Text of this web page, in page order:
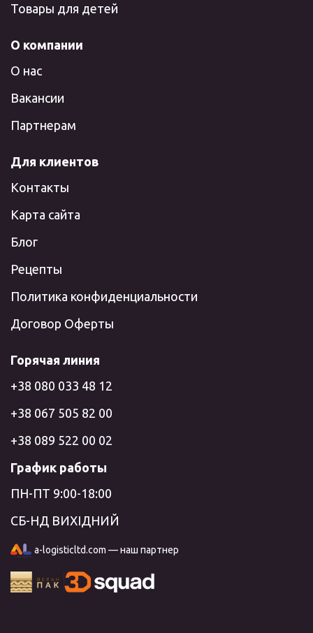
Товары для детей
О компании
О нас
Вакансии
Партнерам
Для клиентов
Контакты
Карта сайта
Блог
Рецепты
Политика конфиденциальности
Договор Оферты
Горячая линия
+38 080 033 48 12
+38 067 505 82 00
+38 089 522 00 02
График работы
ПН-ПТ 9:00-18:00
СБ-НД ВИХІДНИЙ
a-logisticltd.com — наш партнер